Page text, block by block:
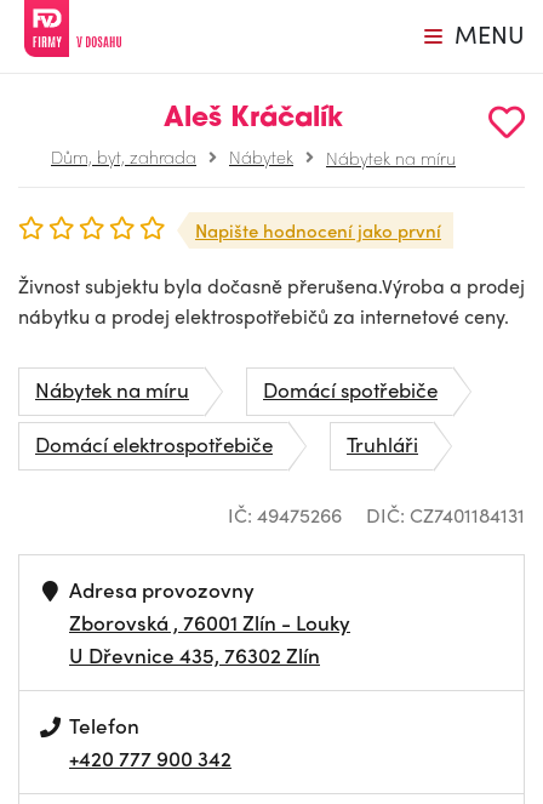
MENU
Aleš Kráčalík
Dům, byt, zahrada Nábytek Nábytek na míru
Napište hodnocení jako první
Živnost subjektu byla dočasně přerušena.Výroba a prodej
nábytku a prodej elektrospotřebičů za internetové ceny.
Nábytek na míru
Domácí spotřebiče
Domácí elektrospotřebiče
Truhláři
IČ: 49475266 DIČ: CZ7401184131
Adresa provozovny
Zborovská , 76001 Zlín - Louky
U Dřevnice 435, 76302 Zlín
Telefon
+420 777 900 342